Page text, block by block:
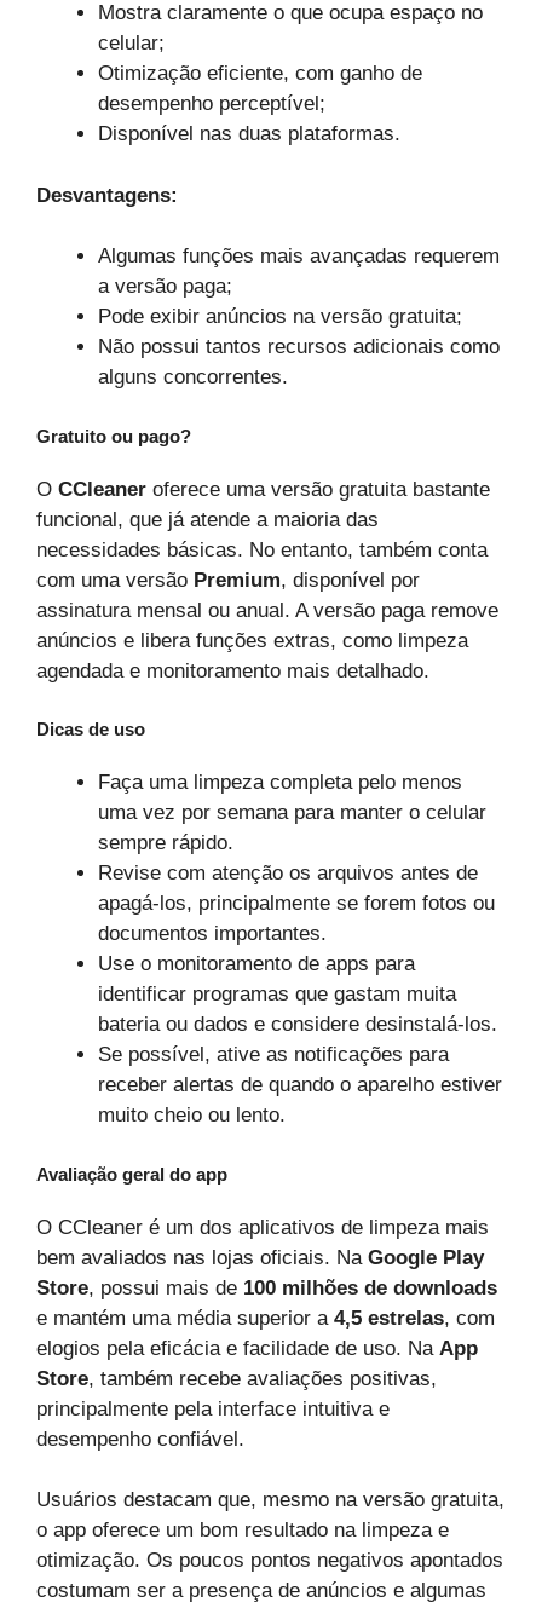
Mostra claramente o que ocupa espaço no
celular;
Otimização eficiente, com ganho de
desempenho perceptível;
Disponível nas duas plataformas.
Desvantagens:
Algumas funções mais avançadas requerem
a versão paga;
Pode exibir anúncios na versão gratuita;
Não possui tantos recursos adicionais como
alguns concorrentes.
Gratuito ou pago?
O CCleaner oferece uma versão gratuita bastante
funcional, que já atende a maioria das
necessidades básicas. No entanto, também conta
com uma versão Premium, disponível por
assinatura mensal ou anual. A versão paga remove
anúncios e libera funções extras, como limpeza
agendada e monitoramento mais detalhado.
Dicas de uso
Faça uma limpeza completa pelo menos
uma vez por semana para manter o celular
sempre rápido.
Revise com atenção os arquivos antes de
apagá-los, principalmente se forem fotos ou
documentos importantes.
Use o monitoramento de apps para
identificar programas que gastam muita
bateria ou dados e considere desinstalá-los.
Se possível, ative as notificações para
receber alertas de quando o aparelho estiver
muito cheio ou lento.
Avaliação geral do app
O CCleaner é um dos aplicativos de limpeza mais
bem avaliados nas lojas oficiais. Na Google Play
Store, possui mais de 100 milhões de downloads
e mantém uma média superior a 4,5 estrelas, com
elogios pela eficácia e facilidade de uso. Na App
Store, também recebe avaliações positivas,
principalmente pela interface intuitiva e
desempenho confiável.
Usuários destacam que, mesmo na versão gratuita,
o app oferece um bom resultado na limpeza e
otimização. Os poucos pontos negativos apontados
costumam ser a presença de anúncios e algumas